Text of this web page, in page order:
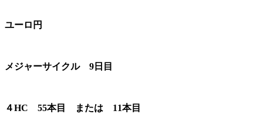
ユーロ円
メジャーサイクル 9日目
４HC 55本目 または 11本目